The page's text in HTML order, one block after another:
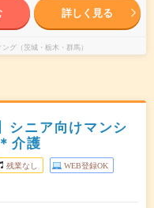
詳しく見る
グ（茨城・栃木・群馬）
シニア向けマンシ
介護
残業なし WEB登録OK